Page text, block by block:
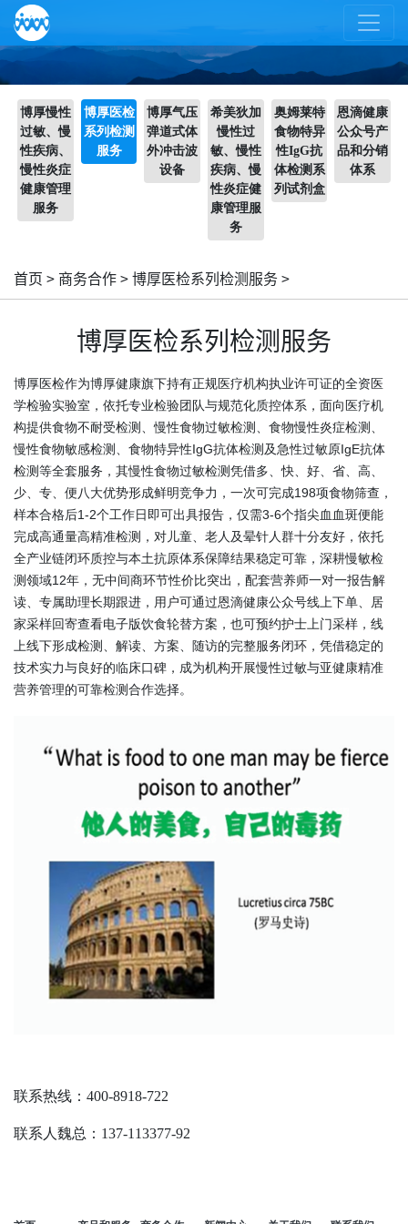
博厚慢性
过敏、慢
性疾病、
慢性炎症
健康管理
服务
博厚医检
系列检测
服务
博厚气压
弹道式体
外冲击波
设备
希美狄加
慢性过
敏、慢性
疾病、慢
性炎症健
康管理服
务
奥姆莱特
食物特异
性IgG抗
体检测系
列试剂盒
恩滴健康
公众号产
品和分销
体系
首页 > 商务合作 > 博厚医检系列检测服务 >
博厚医检系列检测服务
博厚医检作为博厚健康旗下持有正规医疗机构执业许可证的全资医
学检验实验室，依托专业检验团队与规范化质控体系，面向医疗机
构提供食物不耐受检测、慢性食物过敏检测、食物慢性炎症检测、
慢性食物敏感检测、食物特异性IgG抗体检测及急性过敏原IgE抗体
检测等全套服务，其慢性食物过敏检测凭借多、快、好、省、高、
少、专、便八大优势形成鲜明竞争力，一次可完成198项食物筛查，
样本合格后1-2个工作日即可出具报告，仅需3-6个指尖血血斑便能
完成高通量高精准检测，对儿童、老人及晕针人群十分友好，依托
全产业链闭环质控与本土抗原体系保障结果稳定可靠，深耕慢敏检
测领域12年，无中间商环节性价比突出，配套营养师一对一报告解
读、专属助理长期跟进，用户可通过恩滴健康公众号线上下单、居
家采样回寄查看电子版饮食轮替方案，也可预约护士上门采样，线
上线下形成检测、解读、方案、随访的完整服务闭环，凭借稳定的
技术实力与良好的临床口碑，成为机构开展慢性过敏与亚健康精准
营养管理的可靠检测合作选择。
联系热线：400-8918-722
联系人魏总：137-113377-92